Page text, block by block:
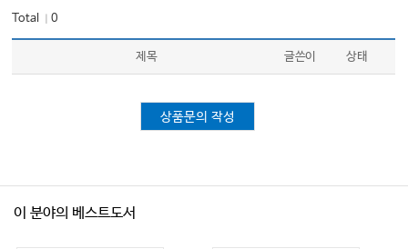
Total ｜0
제목 글쓴이 상태
상품문의 작성
이 분야의 베스트도서